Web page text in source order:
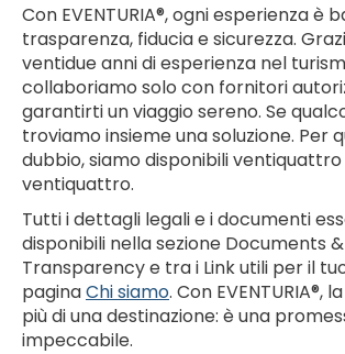
Con EVENTURIA®, ogni esperienza è
trasparenza, fiducia e sicurezza.
ventidue anni di esperienza nel
collaboriamo solo con fornitori
garantirti un viaggio sereno. Se
troviamo insieme una soluzione. Per
dubbio, siamo disponibili
ventiquattro.
Tutti i dettagli legali e i documenti
disponibili nella sezione Documents &
Transparency e tra i Link utili per il
paginaChi siamo. Con EVENTURIA®,
più di una destinazione: è una
impeccabile.